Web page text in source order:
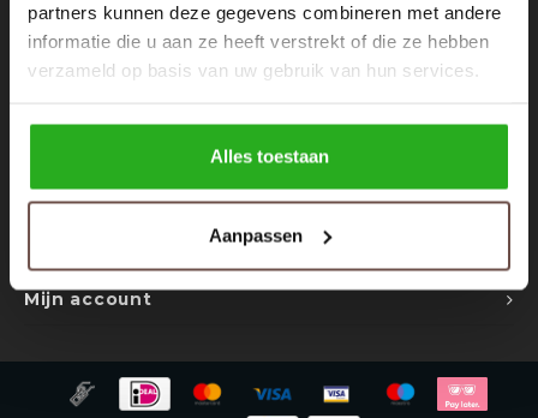
partners kunnen deze gegevens combineren met andere
informatie die u aan ze heeft verstrekt of die ze hebben
verzameld op basis van uw gebruik van hun services.
Alles toestaan
Aanpassen
Tops
Jumpsuites
Hoodies
Body's
Tracksuits
Sweaters
Underwear
Jassen
Tracksuits
Bodywarmers
Trackpants
Overhemden
Contact
Volg ons
Mijn account